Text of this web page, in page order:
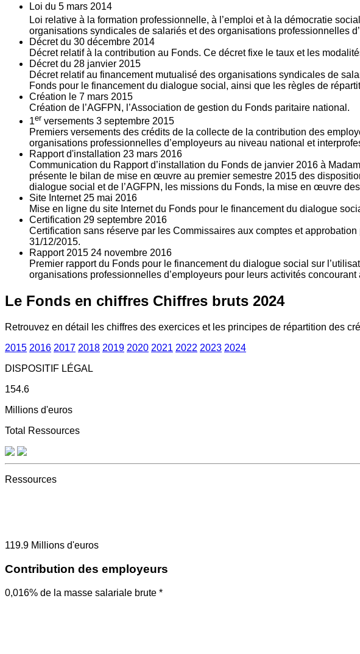
Loi du 5 mars 2014
Loi relative à la formation professionnelle, à l’emploi et à la démocratie
organisations syndicales de salariés et des organisations professionnelles
Décret du 30 décembre 2014
Décret relatif à la contribution au Fonds. Ce décret fixe le taux et les
Décret du 28 janvier 2015
Décret relatif au financement mutualisé des organisations syndicales de
Fonds pour le financement du dialogue social, ainsi que les règles de
Création le 7 mars 2015
Création de l’AGFPN, l’Association de gestion du Fonds paritaire national.
1er versements 3 septembre 2015
Premiers versements des crédits de la collecte de la contribution des
organisations professionnelles d’employeurs au niveau national et
Rapport d'installation 23 mars 2016
Communication du Rapport d’installation du Fonds de janvier 2016 à
présente le bilan de mise en œuvre au premier semestre 2015 des
dialogue social et de l’AGFPN, les missions du Fonds, la mise en œuvre
Site Internet 25 mai 2016
Mise en ligne du site Internet du Fonds pour le financement du dialogue
Certification 29 septembre 2016
Certification sans réserve par les Commissaires aux comptes et
31/12/2015.
Rapport 2015 24 novembre 2016
Premier rapport du Fonds pour le financement du dialogue social sur
organisations professionnelles d’employeurs pour leurs activités
Le Fonds en chiffres Chiffres bruts 2024
Retrouvez en détail les chiffres des exercices et les principes de répartition des
2015 2016 2017 2018 2019 2020 2021 2022 2023 2024
DISPOSITIF LÉGAL
154.6
Millions d'euros
Total Ressources
Ressources
119.9 Millions d'euros
Contribution des employeurs
0,016% de la masse salariale brute *